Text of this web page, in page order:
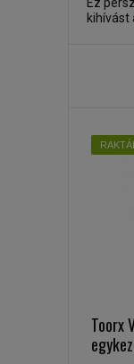
kihívást
Toorx